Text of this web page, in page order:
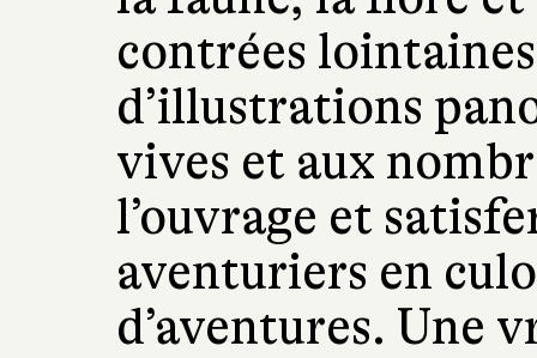
contrées
d’illustrations
vives et aux
l’ouvrage et
aventuriers en
d’aventures. Une